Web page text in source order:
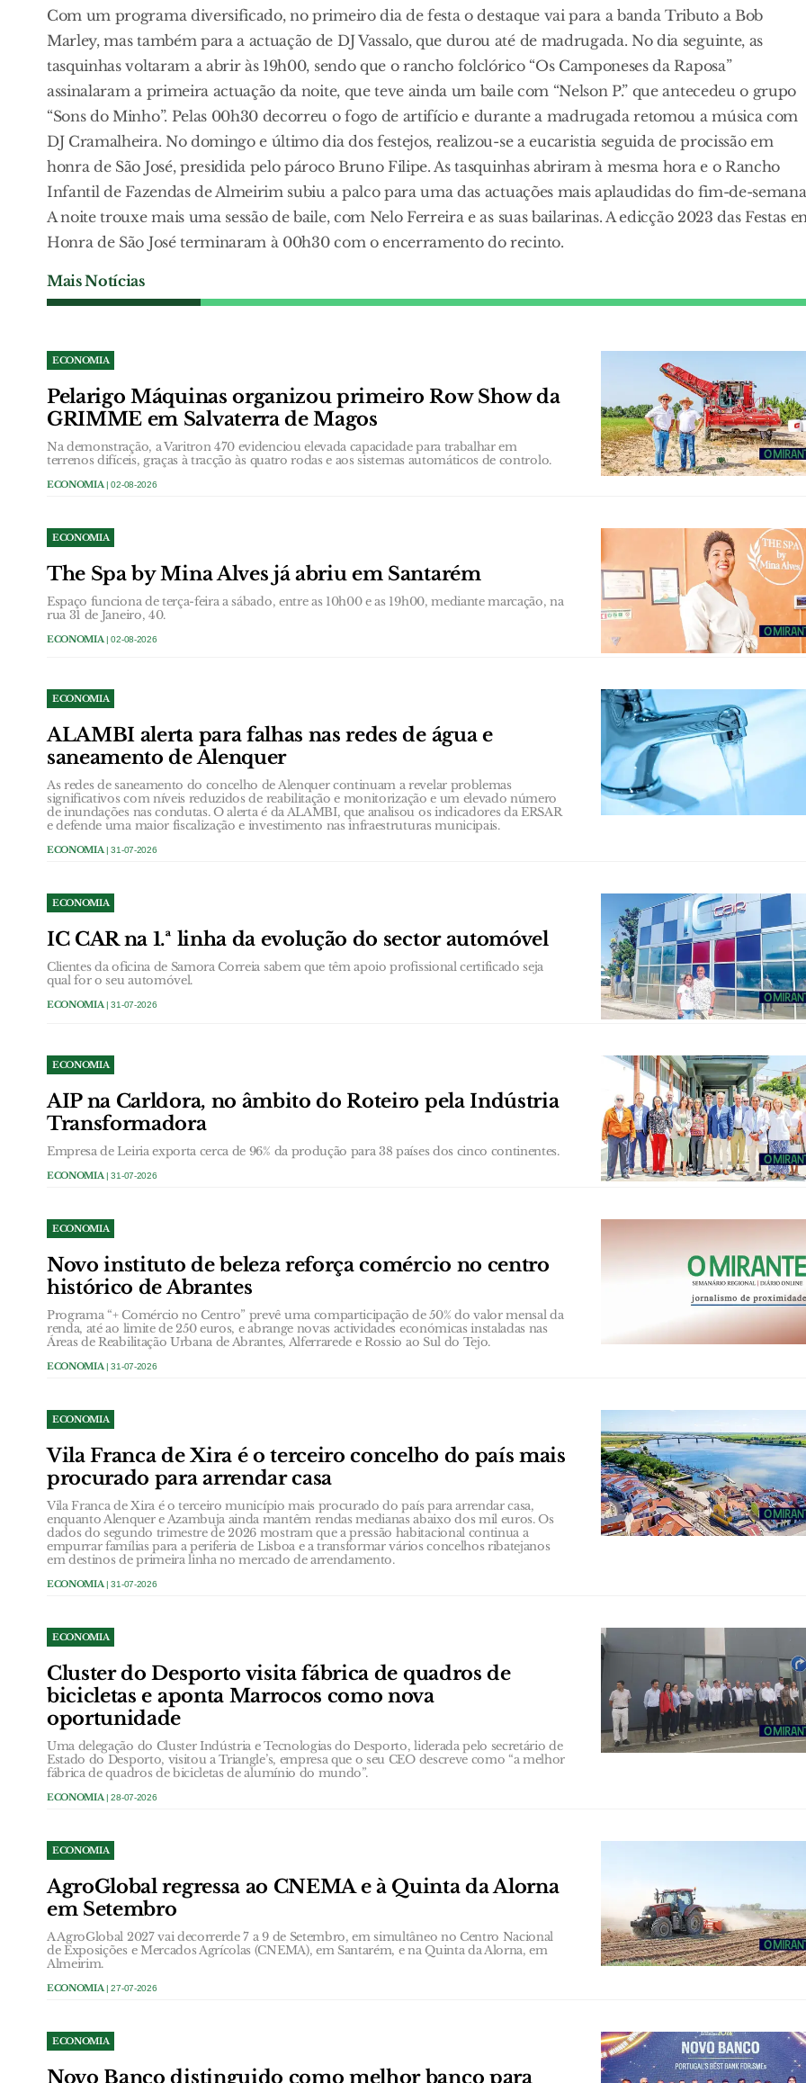
Com um programa diversificado, no primeiro dia de festa o destaque vai para a banda Tributo a Bob
Marley, mas também para a actuação de DJ Vassalo, que durou até de madrugada. No dia seguinte, as
tasquinhas voltaram a abrir às 19h00, sendo que o rancho folclórico “Os Camponeses da Raposa”
assinalaram a primeira actuação da noite, que teve ainda um baile com “Nelson P.” que antecedeu o grupo
“Sons do Minho”. Pelas 00h30 decorreu o fogo de artifício e durante a madrugada retomou a música com
DJ Cramalheira. No domingo e último dia dos festejos, realizou-se a eucaristia seguida de procissão em
honra de São José, presidida pelo pároco Bruno Filipe. As tasquinhas abriram à mesma hora e o Rancho
Infantil de Fazendas de Almeirim subiu a palco para uma das actuações mais aplaudidas do fim-de-
A noite trouxe mais uma sessão de baile, com Nelo Ferreira e as suas bailarinas. A edicção 2023 das Festas
Honra de São José terminaram à 00h30 com o encerramento do recinto.
Mais Notícias
ECONOMIA
Pelarigo Máquinas organizou primeiro Row Show da
GRIMME em Salvaterra de Magos
Na demonstração, a Varitron 470 evidenciou elevada capacidade para trabalhar em
terrenos difíceis, graças à tracção às quatro rodas e aos sistemas automáticos de controlo.
ECONOMIA | 02-08-2026
ECONOMIA
The Spa by Mina Alves já abriu em Santarém
Espaço funciona de terça-feira a sábado, entre as 10h00 e as 19h00, mediante marcação, na
rua 31 de Janeiro, 40.
ECONOMIA | 02-08-2026
ECONOMIA
ALAMBI alerta para falhas nas redes de água e
saneamento de Alenquer
As redes de saneamento do concelho de Alenquer continuam a revelar problemas
significativos com níveis reduzidos de reabilitação e monitorização e um elevado número
de inundações nas condutas. O alerta é da ALAMBI, que analisou os indicadores da ERSAR
e defende uma maior fiscalização e investimento nas infraestruturas municipais.
ECONOMIA| 31-07-2026
ECONOMIA
IC CAR na 1.ª linha da evolução do sector automóvel
Clientes da oficina de Samora Correia sabem que têm apoio profissional certificado seja
qual for o seu automóvel.
ECONOMIA| 31-07-2026
ECONOMIA
AIP na Carldora, no âmbito do Roteiro pela Indústria
Transformadora
Empresa de Leiria exporta cerca de 96% da produção para 38 países dos cinco continentes.
ECONOMIA | 31-07-2026
ECONOMIA
Novo instituto de beleza reforça comércio no centro
histórico de Abrantes
Programa “+ Comércio no Centro” prevê uma comparticipação de 50% do valor mensal da
renda, até ao limite de 250 euros, e abrange novas actividades económicas instaladas nas
Áreas de Reabilitação Urbana de Abrantes, Alferrarede e Rossio ao Sul do Tejo.
ECONOMIA | 31-07-2026
ECONOMIA
Vila Franca de Xira é o terceiro concelho do país mais
procurado para arrendar casa
Vila Franca de Xira é o terceiro município mais procurado do país para arrendar casa,
enquanto Alenquer e Azambuja ainda mantêm rendas medianas abaixo dos mil euros. Os
dados do segundo trimestre de 2026 mostram que a pressão habitacional continua a
empurrar famílias para a periferia de Lisboa e a transformar vários concelhos ribatejanos
em destinos de primeira linha no mercado de arrendamento.
ECONOMIA | 31-07-2026
ECONOMIA
Cluster do Desporto visita fábrica de quadros de
bicicletas e aponta Marrocos como nova
oportunidade
Uma delegação do Cluster Indústria e Tecnologias do Desporto, liderada pelo secretário de
Estado do Desporto, visitou a Triangle’s, empresa que o seu CEO descreve como “a melhor
fábrica de quadros de bicicletas de alumínio do mundo”.
ECONOMIA | 28-07-2026
ECONOMIA
AgroGlobal regressa ao CNEMA e à Quinta da Alorna
em Setembro
A AgroGlobal 2027 vai decorrerde 7 a 9 de Setembro, em simultâneo no Centro Nacional
de Exposições e Mercados Agrícolas (CNEMA), em Santarém, e na Quinta da Alorna, em
Almeirim.
ECONOMIA | 27-07-2026
ECONOMIA
Novo Banco distinguido como melhor banco para